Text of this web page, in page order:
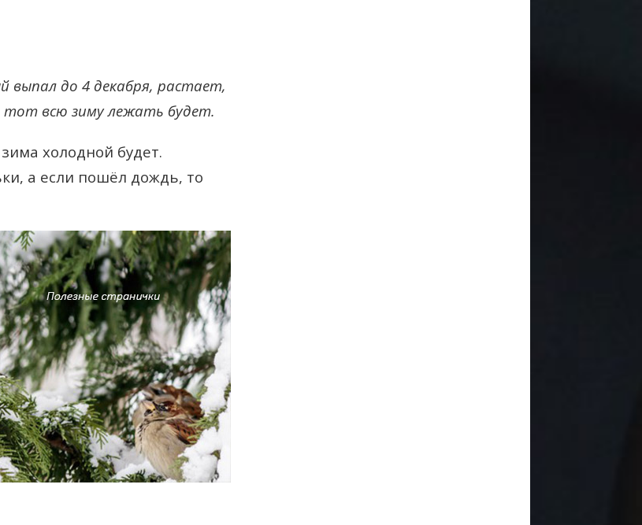
до 4 декабря, растает,
тот всю зиму лежать будет.
холодной будет.
а если пошёл дождь, то